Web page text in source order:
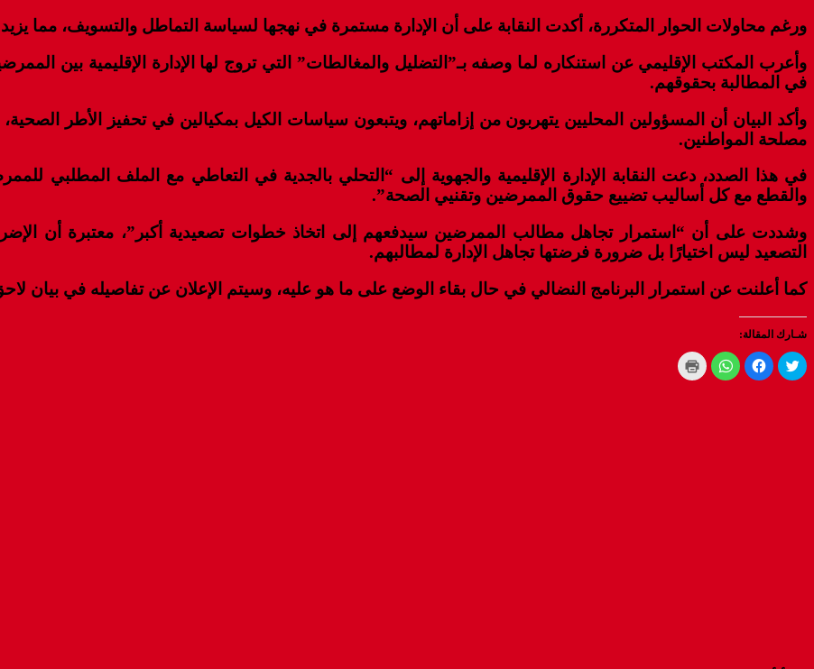
ورغم محاولات الحوار المتكررة، أكدت النقابة على أن الإدارة مستمرة في نهجها لسياسة التماطل والتسويف، مما
وأعرب المكتب الإقليمي عن استنكاره لما وصفه بـ”التضليل والمغالطات” التي تروج لها الإدارة الإقليمية بين
في المطالبة بحقوقهم.
وأكد البيان أن المسؤولين المحليين يتهربون من إزاماتهم، ويتبعون سياسات الكيل بمكيالين في تحفيز الأطر
مصلحة المواطنين.
في هذا الصدد، دعت النقابة الإدارة الإقليمية والجهوية إلى “التحلي بالجدية في التعاطي مع الملف المطلبي
والقطع مع كل أساليب تضييع حقوق الممرضين وتقنيي الصحة”.
وشددت على أن “استمرار تجاهل مطالب الممرضين سيدفعهم إلى اتخاذ خطوات تصعيدية أكبر”، معتبرة أن
التصعيد ليس اختيارًا بل ضرورة فرضتها تجاهل الإدارة لمطالبهم.
كما أعلنت عن استمرار البرنامج النضالي في حال بقاء الوضع على ما هو عليه، وسيتم الإعلان عن تفاصيله في بيان
شـارك المقالة:
Click
to
share
Click
to
share
Click
to
share
Click
to